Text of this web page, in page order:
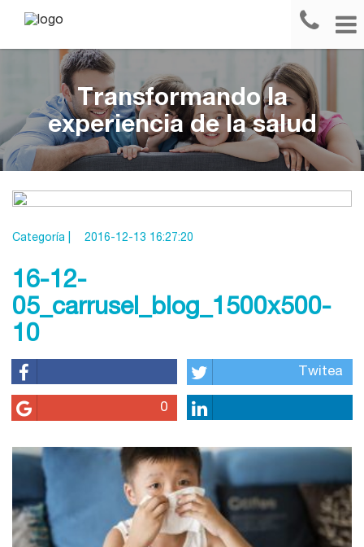
Transformando la
experiencia de la salud
Categoría | 2016-12-13 16:27:20
16-12-
05_carrusel_blog_1500x500-
10
Twitea
0